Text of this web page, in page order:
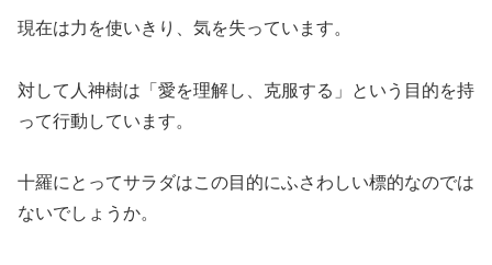
現在は力を使いきり、気を失っています。
対して人神樹は「愛を理解し、克服する」という目的を持
って行動しています。
十羅にとってサラダはこの目的にふさわしい標的なのでは
ないでしょうか。